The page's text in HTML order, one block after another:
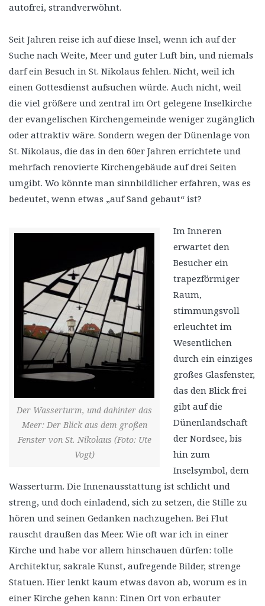
autofrei, strandverwöhnt.
Seit Jahren reise ich auf diese Insel, wenn ich auf der
Suche nach Weite, Meer und guter Luft bin, und niemals
darf ein Besuch in St. Nikolaus fehlen. Nicht, weil ich
einen Gottesdienst aufsuchen würde. Auch nicht, weil
die viel größere und zentral im Ort gelegene Inselkirche
der evangelischen Kirchengemeinde weniger zugänglich
oder attraktiv wäre. Sondern wegen der Dünenlage von
St. Nikolaus, die das in den 60er Jahren errichtete und
mehrfach renovierte Kirchengebäude auf drei Seiten
umgibt. Wo könnte man sinnbildlicher erfahren, was es
bedeutet, wenn etwas „auf Sand gebaut“ ist?
Der Wasserturm, und dahinter das
Meer: Der Blick aus dem großen
Fenster von St. Nikolaus (Foto: Ute
Vogt)
Im Inneren
erwartet den
Besucher ein
trapezförmiger
Raum,
stimmungsvoll
erleuchtet im
Wesentlichen
durch ein einziges
großes Glasfenster,
das den Blick frei
gibt auf die
Dünenlandschaft
der Nordsee, bis
hin zum
Inselsymbol, dem
Wasserturm. Die Innenausstattung ist schlicht und
streng, und doch einladend, sich zu setzen, die Stille zu
hören und seinen Gedanken nachzugehen. Bei Flut
rauscht draußen das Meer. Wie oft war ich in einer
Kirche und habe vor allem hinschauen dürfen: tolle
Architektur, sakrale Kunst, aufregende Bilder, strenge
Statuen. Hier lenkt kaum etwas davon ab, worum es in
einer Kirche gehen kann: Einen Ort von erbauter